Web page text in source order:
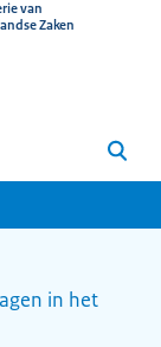
van
Zaken
Zoeken
in het